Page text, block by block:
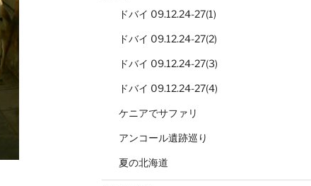
ドバイ 09.12.24-27(1)
ドバイ 09.12.24-27(2)
ドバイ 09.12.24-27(3)
ドバイ 09.12.24-27(4)
ケニアでサファリ
アンコール遺跡巡り
夏の北海道